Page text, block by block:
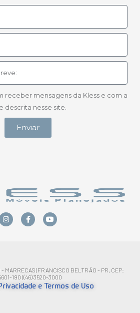
receber mensagens da Kless e com a
descrita nesse site.
Enviar
- MARRECAS | FRANCISCO BELTRÃO - PR, CEP:
190 | (46) 3520-3000
e Termos de Uso